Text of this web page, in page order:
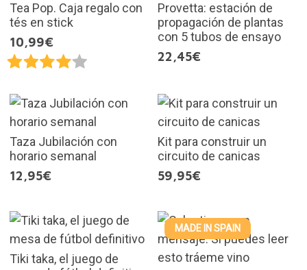
Tea Pop. Caja regalo con
tés en stick
10,99€
Provetta: estación de
propagación de plantas
con 5 tubos de ensayo
22,45€
Taza Jubilación con
horario semanal
12,95€
Kit para construir un
circuito de canicas
59,95€
Tiki taka, el juego de
MADE IN SPAIN